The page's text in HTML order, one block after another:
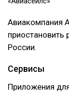
Авиакомпания
приостановить
России.
Сервисы
Приложения